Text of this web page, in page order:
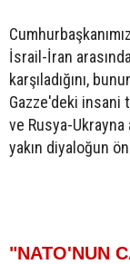
İsrail-İran
karşıladığını,
Gazze'deki insani
ve Rusya-Ukrayna
yakın diyaloğun
"NATO'NUN